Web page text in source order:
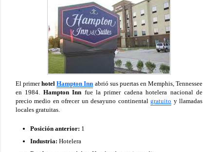
El primerhotelHampton Inn abrió sus puertas en Memphis, Tennessee
en 1984. Hampton Inn fue la primer cadena hotelera nacional de
precio medio en ofrecer un desayuno continentalgratuito y llamadas
locales gratuitas.
Posición anterior: 1
Industria: Hotelera